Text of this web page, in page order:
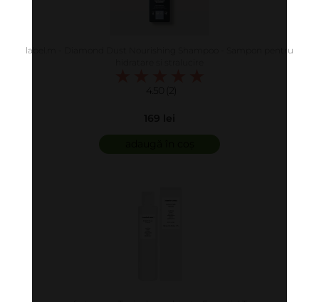
label.m - Diamond Dust Nourishing Shampoo - Sampon pentru
4.50 (2)